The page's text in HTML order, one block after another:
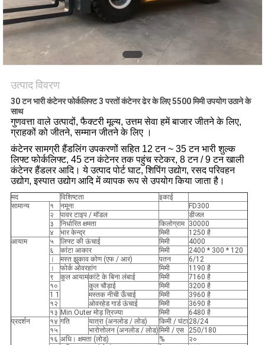
उत्पाद विवरण
30 टन भारी कंटेनर फोर्कलिफ्ट 3 परतों कंटेनर ढेर के लिए 5500 मिमी उपयोग उठाने के
साथ
गुणवत्ता वाले उत्पादों, फैक्टरी मूल्य,उत्तमसेवा हमें बाजार जीतने के लिए,
ग्राहकों को जीतने, सम्मान जीतने के लिए।
कंटेनर सामग्री हैंडलिंग उपकरणों सहित 12 टन ~ 35 टन भारी शुल्क
लिफ्ट फोर्कलिफ्ट, 45 टन कंटेनर तक पहुंच स्टेकर, 8 टन / 9 टन खाली
कंटेनर हैंडलर आदि। ये उत्पादपोर्ट घाट, शिपिंग उद्योग, रसद परिवहन
उद्योग, इस्पात उद्योग आदि में व्यापक रूप से उपयोग किया जाता है।
मद विशिष्टता
इकाई
सामान्य
१ नमूना
FD300
२
पावर टाइप / मॉडल
डीजल
३
निर्धारित क्षमता किलोग्राम 30000
४
भार केन्द्र मिमी
1250 है
आयाम
५ लिफ्ट की ऊंचाई मिमी
4000
६
कांटा आकार मिमी
2400 * 300 * 120
।
मस्त झुकाव कोण (एफ / आर) पतन
6/12
।
फोर्क ओवरहांग मिमी
1190 है
९
कुल आयामकांटे के बिना लंबाई मिमी
7160 है
१०
कुल चौड़ाई मिमी
3200 है
1 1
मस्तक नीची ऊँचाई मिमी
3960 है
१२
ओवरहेड गार्ड ऊंचाई मिमी
3690 है
१३ Min.Outer मोड़ त्रिज्या मिमी
6480 है
प्रदर्शन
१४ गति यात्रा (अनलोड / लोड) किमी / घंटा28/24
१५
भारोत्तोलन (अनलोड / लोड)मिमी / एस
250/180
१६ अधि। क्षमता (लोड) %
२०